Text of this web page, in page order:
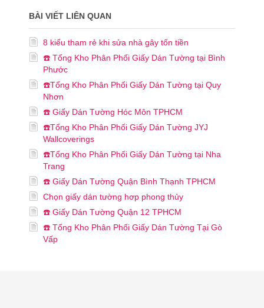
BÀI VIẾT LIÊN QUAN
8 kiểu tham rẻ khi sửa nhà gây tốn tiền
☎️ Tổng Kho Phân Phối Giấy Dán Tường tại Bình
Phước
☎️Tổng Kho Phân Phối Giấy Dán Tường tại Quy
Nhơn
☎️ Giấy Dán Tường Hóc Môn TPHCM
☎️Tổng Kho Phân Phối Giấy Dán Tường JYJ
Wallcoverings
☎️Tổng Kho Phân Phối Giấy Dán Tường tại Nha
Trang
☎️ Giấy Dán Tường Quận Bình Thạnh TPHCM
Chọn giấy dán tường hơp phong thủy
☎️ Giấy Dán Tường Quận 12 TPHCM
☎️ Tổng Kho Phân Phối Giấy Dán Tường Tại Gò
Vấp